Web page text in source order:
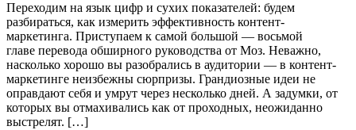
Переходим на язык цифр и сухих показателей: будем
разбираться, как измерить эффективность контент-
маркетинга. Приступаем к самой большой — восьмой
главе перевода обширного руководства от Моз. Неважно,
насколько хорошо вы разобрались в аудитории — в контент-
маркетинге неизбежны сюрпризы. Грандиозные идеи не
оправдают себя и умрут через несколько дней. А задумки, от
которых вы отмахивались как от проходных, неожиданно
выстрелят. […]